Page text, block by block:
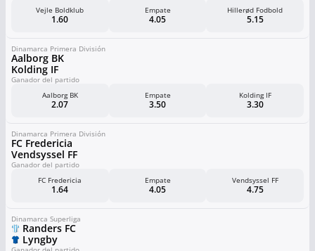
Vejle Boldklub
1.60
Empate
4.05
Hillerød Fodbold
5.15
Dinamarca Primera División
Aalborg BK
Kolding IF
Ganador del partido
Aalborg BK
2.07
Empate
3.50
Kolding IF
3.30
Dinamarca Primera División
FC Fredericia
Vendsyssel FF
Ganador del partido
FC Fredericia
1.64
Empate
4.05
Vendsyssel FF
4.75
Dinamarca Superliga
Randers FC
Lyngby